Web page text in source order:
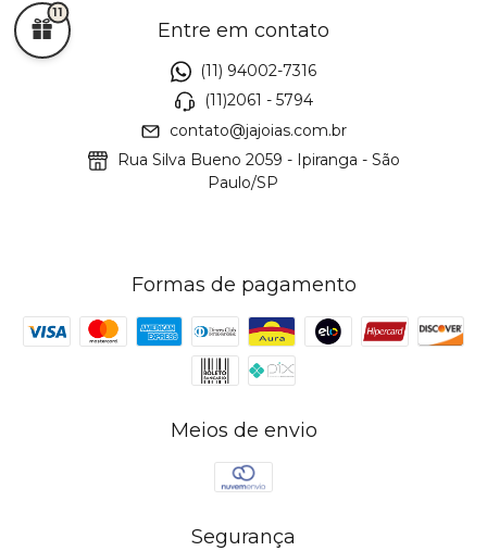
Entre em contato
(11) 94002-7316
(11)2061 - 5794
contato@jajoias.com.br
Rua Silva Bueno 2059 - Ipiranga - São
Paulo/SP
Formas de pagamento
Meios de envio
Segurança
11